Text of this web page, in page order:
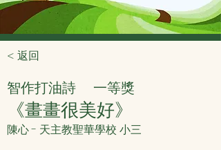
< 返回
智作打油詩 一等獎
《畫畫很美好》
陳心 - 天主教聖華學校 小三